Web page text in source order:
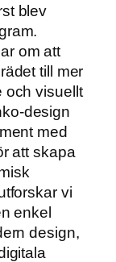
blev
om att
till mer
och visuellt
design
med
att skapa
vi
enkel
design,